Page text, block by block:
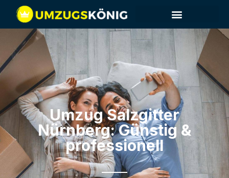
Umzug Salzgitter​
Nürnberg: Günstig &
professionell​